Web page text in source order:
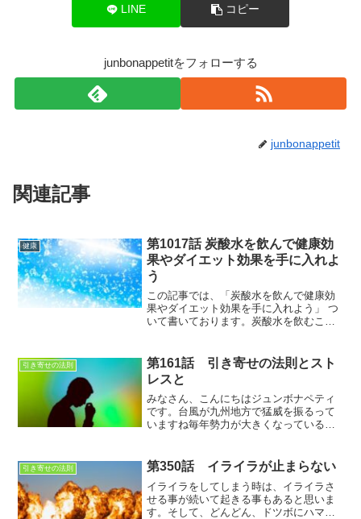
LINE コピー
junbonappetitをフォローする
junbonappetit
関連記事
健康
第1017話 炭酸水を飲んで健康効
果やダイエット効果を手に入れよ
う
この記事では、「炭酸水を飲んで健康効
果やダイエット効果を手に入れよう」 つ
いて書いております。炭酸水を飲むこと
どの加えられたジュースではないので、
コーラやジンジャーエールは除きます‼
引き寄せの法則
第161話 引き寄せの法則とスト
レスと
みなさん、こんにちはジュンボナペティ
です。台風が九州地方で猛威を振るって
いますね毎年勢力が大きくなっている感
避難所の在り方も問われて自治体のかた
は対応が大変だと思います...
引き寄せの法則 第350話 イライラが止まらない
イライラをしてしまう時は、イライラさ
せる事が続いて起きる事もあると思いま
す。そして、どんどん、ドツボにハマっ